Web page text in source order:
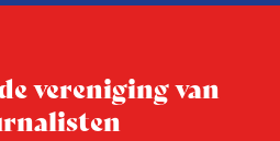
jaren van kracht is en
vereniging van